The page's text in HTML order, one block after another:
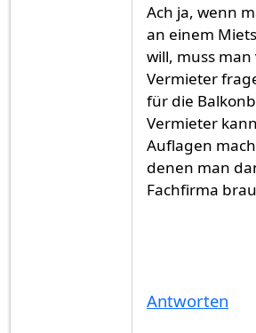
Ach ja, wenn
an einem
will, muss
Vermieter
für die
Vermieter
Auflagen
denen man
Fachfirma
Antworten